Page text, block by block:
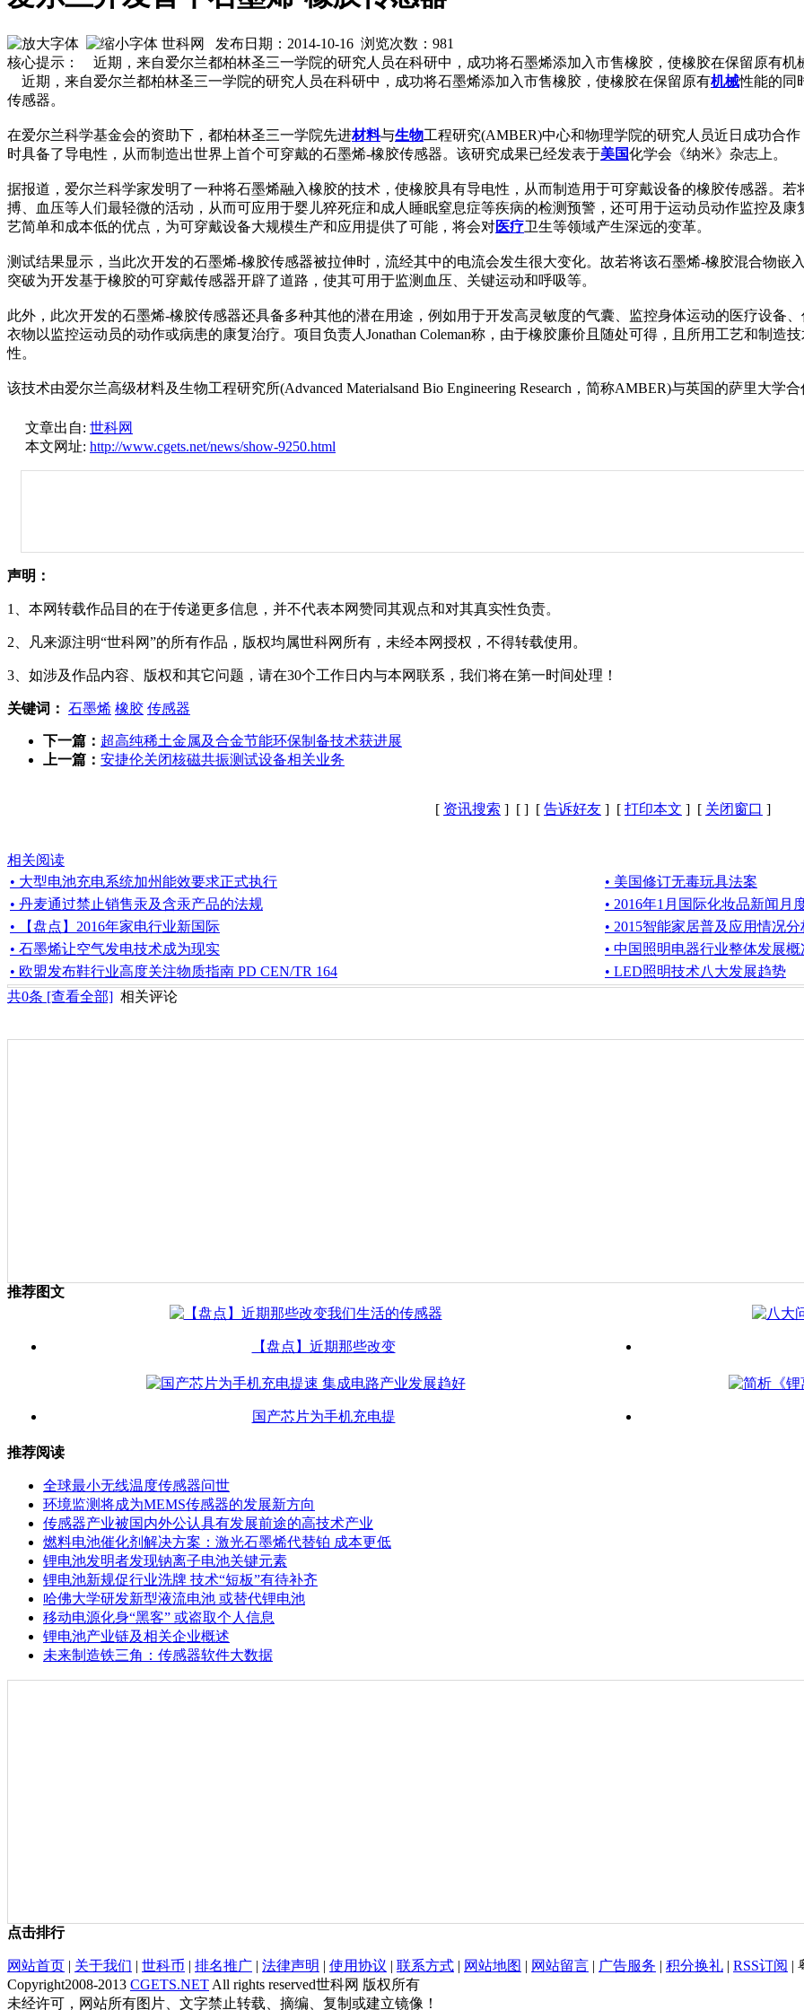
世科网 发布日期：2014-10-16 浏览次数： 981
核心提示： 近期，来自爱尔兰都柏林圣三一学院的研究人员在科研中，成功将石墨烯添加入市售橡胶，使橡胶在保留原有机
近期，来自爱尔兰都柏林圣三一学院的研究人员在科研中，成功将石墨烯添加入市售橡胶，使橡胶在保留原有机械性能的同
传感器。
在爱尔兰科学基金会的资助下，都柏林圣三一学院先进材料与生物工程研究(AMBER)中心和物理学院的研究人员近日成功合
时具备了导电性，从而制造出世界上首个可穿戴的石墨烯-橡胶传感器。该研究成果已经发表于美国化学会《纳米》杂志上
据报道，爱尔兰科学家发明了一种将石墨烯融入橡胶的技术，使橡胶具有导电性，从而制造用于可穿戴设备的橡胶传感器。
搏、血压等人们最轻微的活动，从而可应用于婴儿猝死症和成人睡眠窒息症等疾病的检测预警，还可用于运动员动作监控及
艺简单和成本低的优点，为可穿戴设备大规模生产和应用提供了可能，将会对医疗卫生等领域产生深远的变革。
测试结果显示，当此次开发的石墨烯-橡胶传感器被拉伸时，流经其中的电流会发生很大变化。故若将该石墨烯-橡胶混合物嵌
突破为开发基于橡胶的可穿戴传感器开辟了道路，使其可用于监测血压、关键运动和呼吸等。
此外，此次开发的石墨烯-橡胶传感器还具备多种其他的潜在用途，例如用于开发高灵敏度的气囊、监控身体运动的医疗设备
衣物以监控运动员的动作或病患的康复治疗。项目负责人Jonathan Coleman称，由于橡胶廉价且随处可得，且所用工艺和制造
性。
该技术由爱尔兰高级材料及生物工程研究所(Advanced Materialsand Bio Engineering Research，简称AMBER)与英国的萨里大学
文章出自: 世科网
本文网址: http://www.cgets.net/news/show-9250.html
声明：
1、本网转载作品目的在于传递更多信息，并不代表本网赞同其观点和对其真实性负责。
2、凡来源注明“世科网”的所有作品，版权均属世科网所有，未经本网授权，不得转载使用。
3、如涉及作品内容、版权和其它问题，请在30个工作日内与本网联系，我们将在第一时间处理！
关键词： 石墨烯 橡胶 传感器
下一篇： 超高纯稀土金属及合金节能环保制备技术获进展
上一篇： 安捷伦关闭核磁共振测试设备相关业务
[ 资讯搜索 ] [ ] [ 告诉好友 ] [ 打印本文 ] [ 关闭窗口 ]
相关阅读
• 大型电池充电系统加州能效要求正式执行
• 美国修订无毒玩具法案
• 丹麦通过禁止销售汞及含汞产品的法规
• 2016年1月国际化妆品新闻月
• 【盘点】2016年家电行业新国际
• 2015智能家居普及应用情况分
• 石墨烯让空气发电技术成为现实
• 中国照明电器行业整体发展
• 欧盟发布鞋行业高度关注物质指南 PD CEN/TR 164
• LED照明技术八大发展趋势
共0条 [查看全部] 相关评论
推荐图文
【盘点】近期那些改变
国产芯片为手机充电提
推荐阅读
全球最小无线温度传感器问世
环境监测将成为MEMS传感器的发展新方向
传感器产业被国内外公认具有发展前途的高技术产业
燃料电池催化剂解决方案：激光石墨烯代替铂 成本更低
锂电池发明者发现钠离子电池关键元素
锂电池新规促行业洗牌 技术“短板”有待补齐
哈佛大学研发新型液流电池 或替代锂电池
移动电源化身“黑客” 或盗取个人信息
锂电池产业链及相关企业概述
未来制造铁三角：传感器软件大数据
点击排行
网站首页 | 关于我们 | 世科币 | 排名推广 | 法律声明 | 使用协议 | 联系方式 | 网站地图 | 网站留言 | 广告服务 | 积分换礼 | RSS订阅 |
Copyright2008-2013 CGETS.NET All rights reserved世科网 版权所有
未经许可，网站所有图片、文字禁止转载、摘编、复制或建立镜像！